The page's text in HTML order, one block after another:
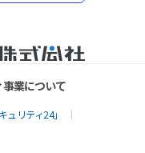
事業について
リティ24」